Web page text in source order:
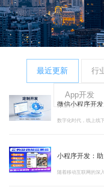
最近更新 行
App开发
微信小程序开
小程序开发：